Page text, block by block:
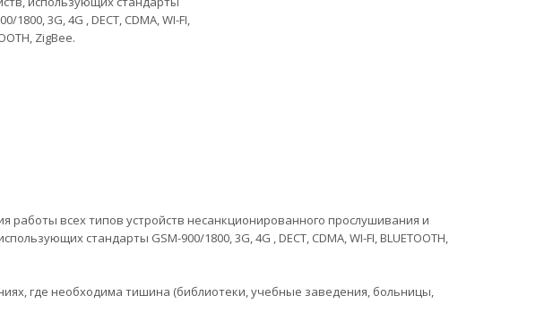
1800, 3G, 4G , DECT, CDMA, WI-FI,
ZigBee.
работы всех типов устройств несанкционированного прослушивания и
стандарты GSM-900/1800, 3G, 4G , DECT, CDMA, WI-FI, BLUETOOTH,
где необходима тишина (библиотеки, учебные заведения, больницы,